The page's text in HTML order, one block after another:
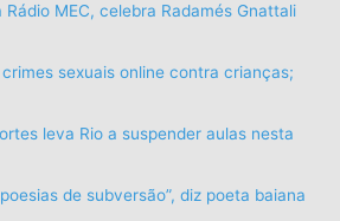
MEC, celebra Radamés Gnattali
sexuais online contra crianças;
leva Rio a suspender aulas nesta
de subversão”, diz poeta baiana